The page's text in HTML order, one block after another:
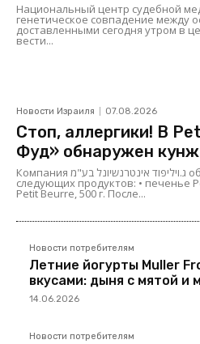
Национальный центр судебной
генетическое совпадение между
доставленными сегодня утром в
вести...
Новости Израиля 07.08.2026
Стоп, аллергики! В
Фуд» обнаружен
Компания ג.ויליפוד אינטרנשיונל בע"מ объявляет об отзыве
следующих продуктов: • печенье
Petit Beurre, 500 г. После...
Новости потребителям
Летние йогурты Muller
вкусами: дыня с мятой и
14.06.2026
Новости потребителям